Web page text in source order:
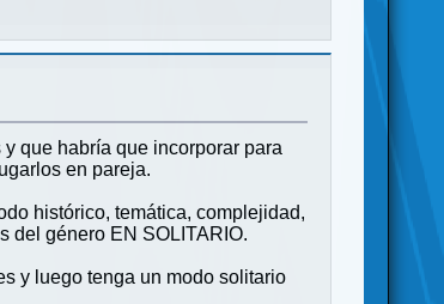
que habría que incorporar para
en pareja.
histórico, temática, complejidad,
del género EN SOLITARIO.
y luego tenga un modo solitario